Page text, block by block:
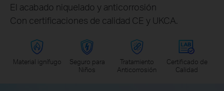
El acabado niquelado y anticorrosión
Con certificaciones de calidad CE y UKCA.
Material ignífugo
Seguro para
Niños
Tratamiento
Anticorrosión
Certificado de
Calidad